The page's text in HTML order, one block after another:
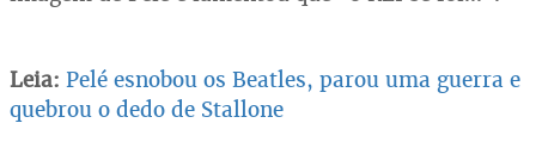
Leia: Pelé esnobou os Beatles, parou uma guerra e
quebrou o dedo de Stallone